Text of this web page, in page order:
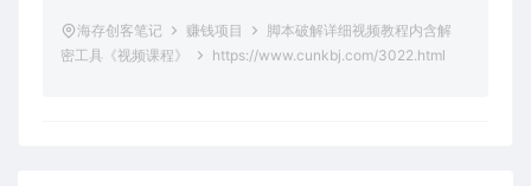
海存创客笔记 赚钱项目
脚本破解详细视频教程内含解
密工具《视频课程》
https://www.cunkbj.com/3022.html